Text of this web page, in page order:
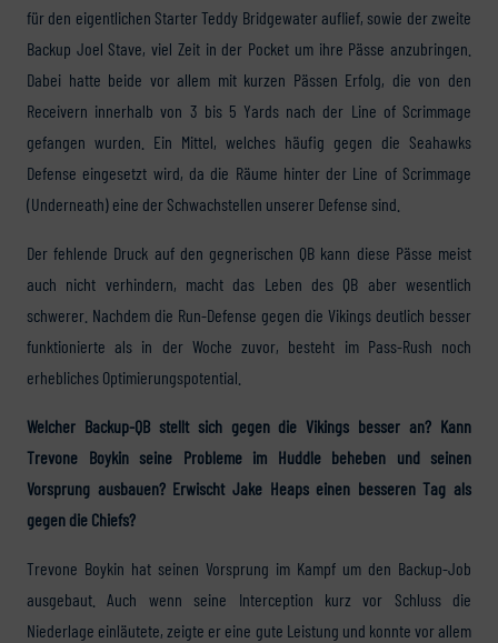
für den eigentlichen Starter Teddy Bridgewater auflief, sowie der zweite
Backup Joel Stave, viel Zeit in der Pocket um ihre Pässe anzubringen.
Dabei hatte beide vor allem mit kurzen Pässen Erfolg, die von den
Receivern innerhalb von 3 bis 5 Yards nach der Line of Scrimmage
gefangen wurden. Ein Mittel, welches häufig gegen die Seahawks
Defense eingesetzt wird, da die Räume hinter der Line of Scrimmage
(Underneath) eine der Schwachstellen unserer Defense sind.
Der fehlende Druck auf den gegnerischen QB kann diese Pässe meist
auch nicht verhindern, macht das Leben des QB aber wesentlich
schwerer. Nachdem die Run-Defense gegen die Vikings deutlich besser
funktionierte als in der Woche zuvor, besteht im Pass-Rush noch
erhebliches Optimierungspotential.
Welcher Backup-QB stellt sich gegen die Vikings besser an? Kann
Trevone Boykin seine Probleme im Huddle beheben und seinen
Vorsprung ausbauen? Erwischt Jake Heaps einen besseren Tag als
gegen die Chiefs?
Trevone Boykin hat seinen Vorsprung im Kampf um den Backup-Job
ausgebaut. Auch wenn seine Interception kurz vor Schluss die
Niederlage einläutete, zeigte er eine gute Leistung und konnte vor allem